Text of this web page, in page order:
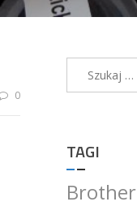
0
TAGI
Brother